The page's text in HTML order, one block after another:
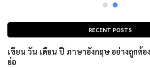
RECENT POSTS
เขียน วัน เดือน ปี ภาษาอังกฤษ อย่างถูกต้
ย่อ